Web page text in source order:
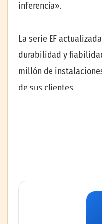
inferencia».
La serie EF
durabilidad y
millón de
de sus clientes.